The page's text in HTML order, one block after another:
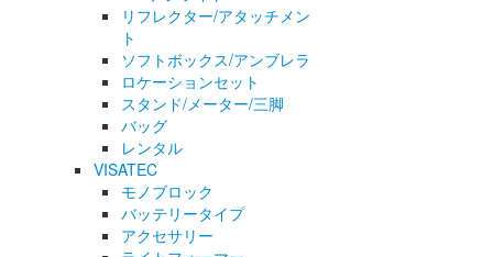
リフレクター/アタッチメン
ト
ソフトボックス/アンブレラ
ロケーションセット
スタンド/メーター/三脚
バッグ
レンタル
VISATEC
モノブロック
バッテリータイプ
アクセサリー